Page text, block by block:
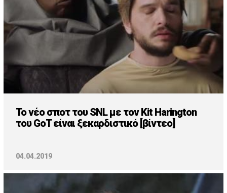
Το νέο σποτ του SNL με τον Kit Harington
του GoT είναι ξεκαρδιστικό [βίντεο]
04.04.2019